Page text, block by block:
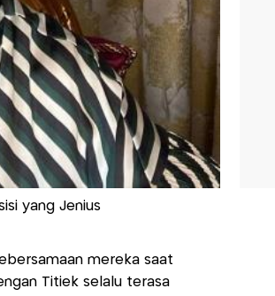
yang Jenius
mereka saat
Titiek selalu terasa